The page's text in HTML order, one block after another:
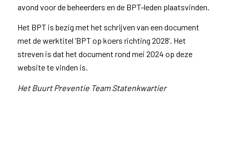
avond voor de beheerders en de BPT-leden plaatsvinden.
Het BPT is bezig met het schrijven van een document
met de werktitel ‘BPT op koers richting 2028’. Het
streven is dat het document rond mei 2024 op deze
website te vinden is.
Het Buurt Preventie Team Statenkwartier